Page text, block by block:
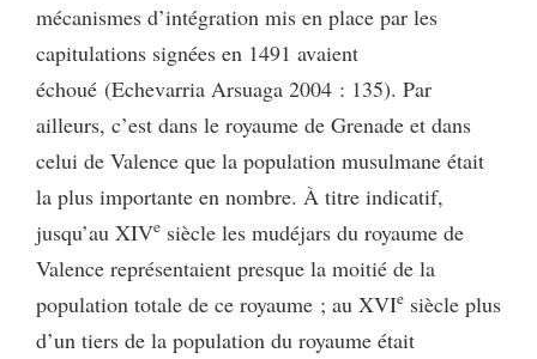
mécanismes d’intégration mis en place par les
capitulations signées en 1491 avaient
échoué (Echevarria Arsuaga 2004 : 135). Par
ailleurs, c’est dans le royaume de Grenade et dans
celui de Valence que la population musulmane était
la plus importante en nombre. À titre indicatif,
jusqu’au XIVe siècle les mudéjars du royaume de
Valence représentaient presque la moitié de la
population totale de ce royaume ; au XVIe siècle plus
d’un tiers de la population du royaume était